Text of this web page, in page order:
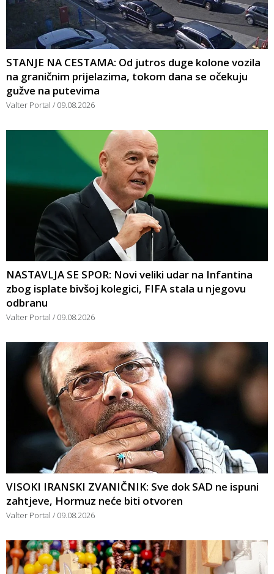
STANJE NA CESTAMA: Od jutros duge kolone vozila
na graničnim prijelazima, tokom dana se očekuju
gužve na putevima
Valter Portal 09.08.2026
NASTAVLJA SE SPOR: Novi veliki udar na Infantina
zbog isplate bivšoj kolegici, FIFA stala u njegovu
odbranu
Valter Portal 09.08.2026
VISOKI IRANSKI ZVANIČNIK: Sve dok SAD ne ispuni
zahtjeve, Hormuz neće biti otvoren
Valter Portal 09.08.2026